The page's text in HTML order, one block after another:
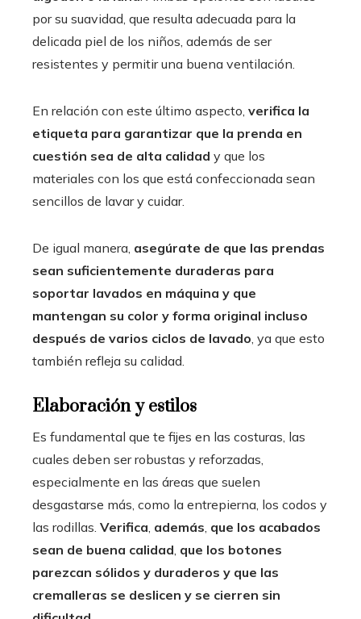
por su suavidad, que resulta adecuada para la
delicada piel de los niños, además de ser
resistentes y permitir una buena ventilación.
En relación con este último aspecto, verifica la
etiqueta para garantizar que la prenda en
cuestión sea de alta calidad y que los
materiales con los que está confeccionada sean
sencillos de lavar y cuidar.
De igual manera, asegúrate de que las prendas
sean suficientemente duraderas para
soportar lavados en máquina y que
mantengan su color y forma original incluso
después de varios ciclos de lavado, ya que esto
también refleja su calidad.
Elaboración y estilos
Es fundamental que te fijes en las costuras, las
cuales deben ser robustas y reforzadas,
especialmente en las áreas que suelen
desgastarse más, como la entrepierna, los codos y
las rodillas. Verifica, además, que los acabados
sean de buena calidad, que los botones
parezcan sólidos y duraderos y que las
cremalleras se deslicen y se cierren sin